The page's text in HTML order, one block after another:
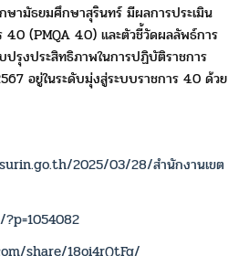
ามัธยมศึกษาสุรินทร์ มีผลการประเมิน
4.0 (PMQA 4.0) และตัวชี้วัดผลลัพธ์การ
ปรุงประสิทธิภาพในการปฏิบัติราชการ
อยู่ในระดับมุ่งสู่ระบบราชการ 4.0 ด้วย
2025/03/28/สำนักงานเขต
share/18oi4rQtFg/